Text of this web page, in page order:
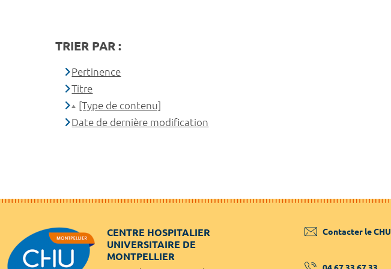
TRIER PAR :
Pertinence
Titre
[Type de contenu]
Date de dernière modification
CENTRE HOSPITALIER
UNIVERSITAIRE DE
MONTPELLIER
Contacter le CHU